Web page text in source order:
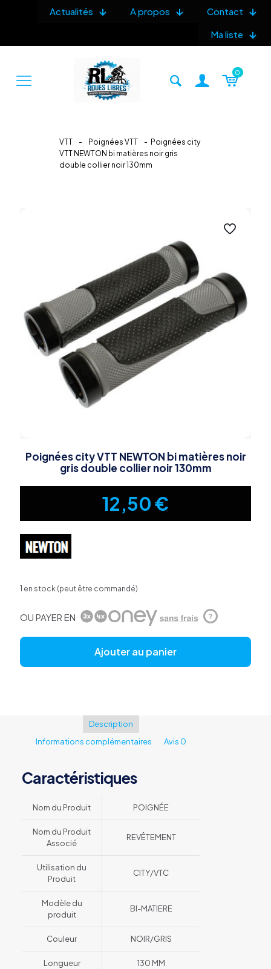
Actualités A propos
Contact
Ma liste
0
VTT - Poignées VTT - Poignées city
VTT NEWTON bi matières noir gris
double collier noir 130mm
Poignées city VTT NEWTON bi matières noir
gris double collier noir 130mm
12,50€
1 en stock (peut être commandé)
OU PAYER EN ?
Ajouter au panier
Description
Informations complémentaires
Avis 0
Caractéristiques
Nom du Produit POIGNÉE
Nom du Produit
Associé
REVÊTEMENT
Utilisation du
Produit
CITY/VTC
Modèle du
produit
BI-MATIERE
Couleur NOIR/GRIS
Longueur 130 MM